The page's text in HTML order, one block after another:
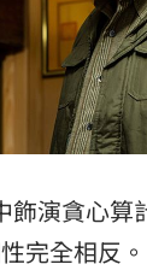
演貪心算
完全相反。